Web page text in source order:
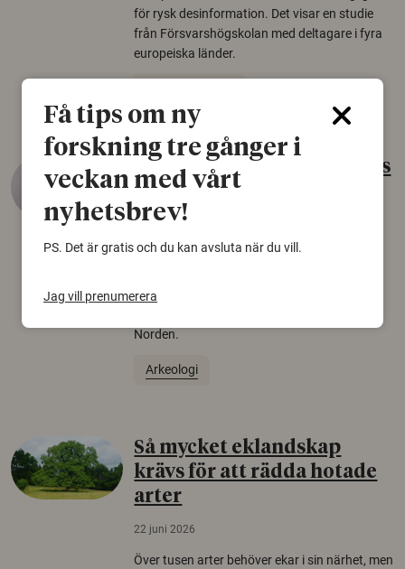
för rysk desinformation. Det visar en studie
från Försvarshögskolan med deltagare i fyra
europeiska länder.
Gammalt skinn var Sveriges
äldsta sko
22 juni 2026
Det som arkeologer länge trodde var en
gammal sko. Fyndet bär spår av romerskt
Norden.
Arkeologi
Så mycket eklandskap
krävs för att rädda hotade
arter
22 juni 2026
Över tusen arter behöver ekar i sin närhet, men
Få tips om ny
forskning tre gånger i
veckan med vårt
nyhetsbrev!
PS. Det är gratis och du kan avsluta när du vill.
Jag vill prenumerera